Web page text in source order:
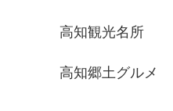
高知観光名所
高知郷土グルメ